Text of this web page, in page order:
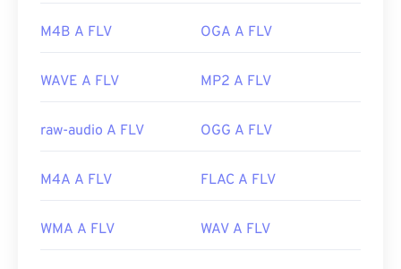
Versione iniziale:
https://www.lifewire.com/flv-file
M4B A FLV OGA A FLV
WAVE A FLV MP2 A FLV
raw-audio A FLV OGG A FLV
M4A A FLV FLAC A FLV
WMA A FLV WAV A FLV